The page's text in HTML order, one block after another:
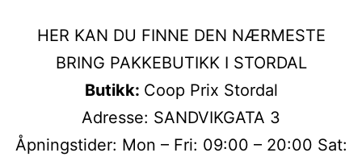
HER KAN DU FINNE DEN NÆRMESTE
BRING PAKKEBUTIKK I STORDAL
Butikk: Coop Prix Stordal
Adresse: SANDVIKGATA 3
Åpningstider: Mon – Fri: 09:00 – 20:00 Sat: